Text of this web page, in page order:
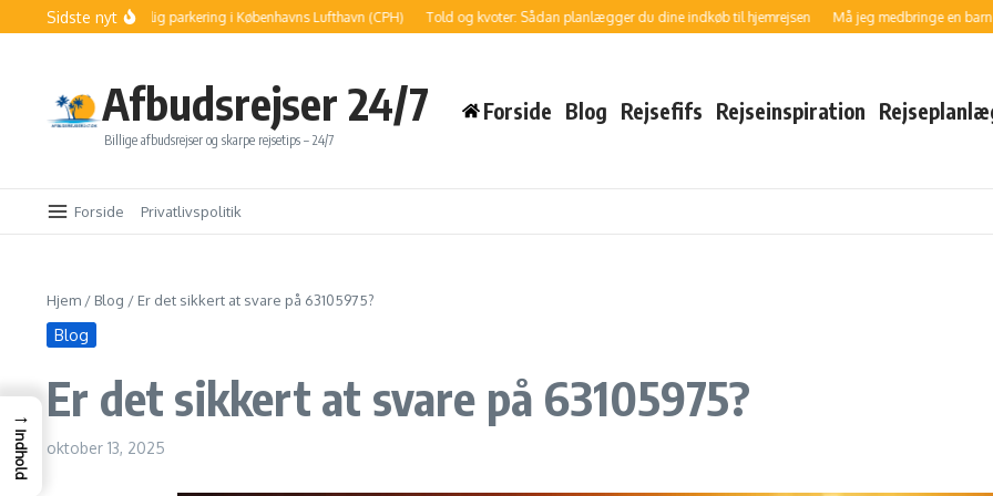
Fortsæt til indhold
Sidste nyt
finder du billig parkering i Københavns Lufthavn (CPH) Told og kvoter: Sådan planlægger du dine indkøb til hjemrejsen Må jeg medbringe en
Afbudsrejser 24/7
Billige afbudsrejser og skarpe rejsetips – 24/7
Forside Blog Rejsefifs Rejseinspiration
Forside Privatlivspolitik
Hjem / Blog / Er det sikkert at svare på 63105975?
Blog
Er det sikkert at svare på 63105975?
oktober 13, 2025
→
Indhold